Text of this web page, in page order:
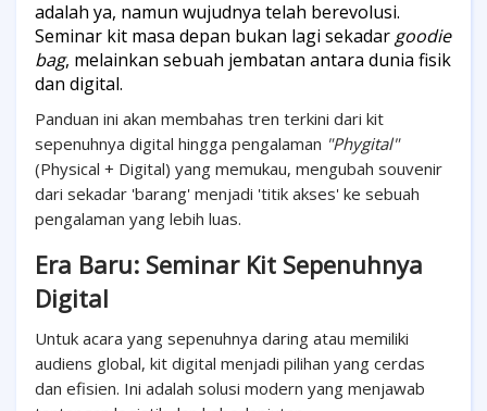
adalah ya, namun wujudnya telah berevolusi.
Seminar kit masa depan bukan lagi sekadar goodie
bag, melainkan sebuah jembatan antara dunia fisik
dan digital.
Panduan ini akan membahas tren terkini dari kit
sepenuhnya digital hingga pengalaman "Phygital"
(Physical + Digital) yang memukau, mengubah souvenir
dari sekadar 'barang' menjadi 'titik akses' ke sebuah
pengalaman yang lebih luas.
Era Baru: Seminar Kit Sepenuhnya
Digital
Untuk acara yang sepenuhnya daring atau memiliki
audiens global, kit digital menjadi pilihan yang cerdas
dan efisien. Ini adalah solusi modern yang menjawab